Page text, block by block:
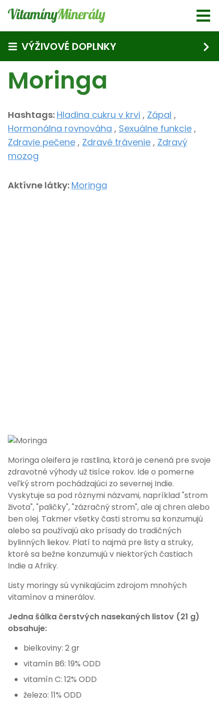
VÝŽIVOVÉ DOPLNKY
Moringa
Hashtags: Hladina cukru v krvi , Zápal ,
Hormonálna rovnováha , Sexuálne funkcie ,
Zdravie pečene , Zdravé trávenie , Zdravý
mozog
Aktívne látky: Moringa
Moringa oleifera je rastlina, ktorá je cenená pre svoje
zdravotné výhody už tisíce rokov. Ide o pomerne
veľký strom pochádzajúci zo severnej Indie.
Vyskytuje sa pod rôznymi názvami, napríklad "strom
života", "paličky", "zázračný strom", ale aj chren alebo
ben olej. Takmer všetky časti stromu sa konzumujú
alebo sa používajú ako prísady do tradičných
bylinných liekov. Platí to najmä pre listy a struky,
ktoré sa bežne konzumujú v niektorých častiach
Indie a Afriky.
Listy moringy sú vynikajúcim zdrojom mnohých
vitamínov a minerálov.
Jedna šálka čerstvých nasekaných listov (21 g)
obsahuje:
bielkoviny: 2 gr
vitamín B6: 19% ODD
vitamín C: 12% ODD
železo: 11% ODD